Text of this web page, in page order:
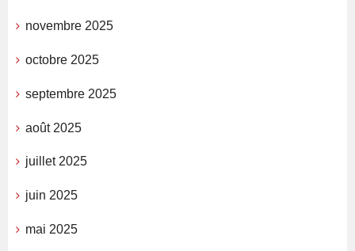
novembre 2025
octobre 2025
septembre 2025
août 2025
juillet 2025
juin 2025
mai 2025